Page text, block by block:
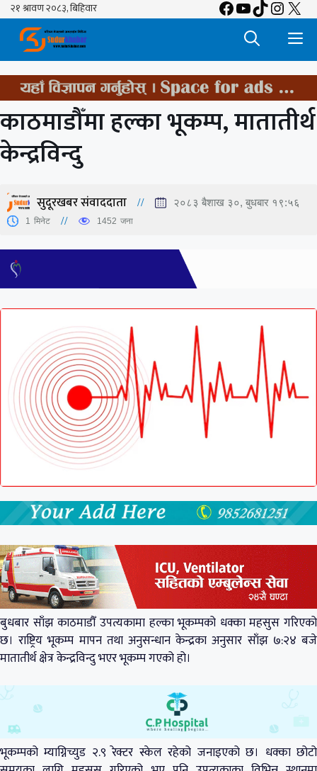
Skip
content
Facebook
YouTube
TikTok
X
काठमाडौँमा हल्का भूकम्प, मातातीर्थ
केन्द्रविन्दु
सुदूरखबर संवाददाता २०८३ बैशाख ३०, बुधबार १९:५६
1 मिनेट 1452 जना
बुधबार साँझ काठमाडौँ उपत्यकामा हल्का भूकम्पको धक्का महसुस गरिएको
छ। राष्ट्रिय भूकम्प मापन तथा अनुसन्धान केन्द्रका अनुसार साँझ ७:२४ बजे
मातातीर्थ क्षेत्र केन्द्रविन्दु भएर भूकम्प गएको हो।
भूकम्पको म्याग्निच्युड २.९ रेक्टर स्केल रहेको जनाइएको छ। धक्का छोटो